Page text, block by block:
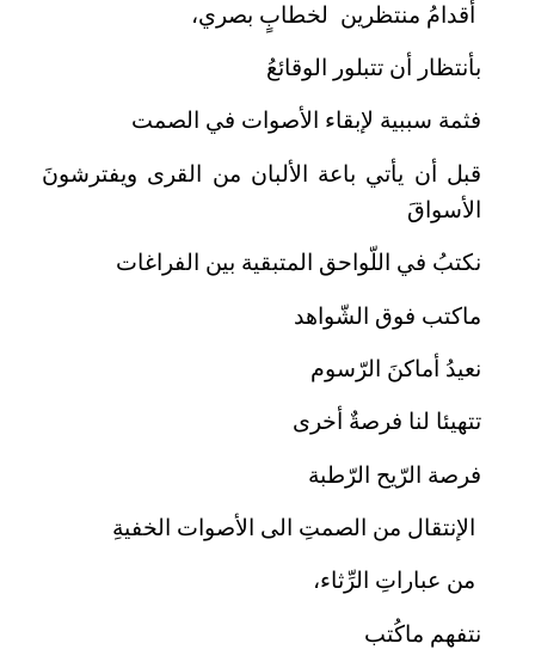
أقدامُ منتظرين لخطابٍ بصري،
بأنتظار أن تتبلور الوقائعُ
فثمة سببية لإبقاء الأصوات في الصمت
قبل أن يأتي باعة الألبان من القرى ويفترشونَ
الأسواقَ
نكتبُ في اللّواحق المتبقية بين الفراغات
ماكتب فوق الشّواهد
نعيدُ أماكنَ الرّسوم
تتهيئا لنا فرصةٌ أخرى
فرصة الرّيح الرّطبة
الإنتقال من الصمتِ الى الأصوات الخفيةِ
من عباراتِ الرِّثاء،
نتفهم ماكُتب